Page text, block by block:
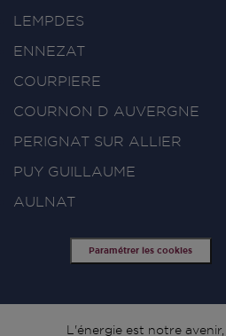
LEMPDES
ENNEZAT
COURPIERE
COURNON D AUVERGNE
PERIGNAT SUR ALLIER
PUY GUILLAUME
AULNAT
Paramétrer les cookies
L'énergie est notre